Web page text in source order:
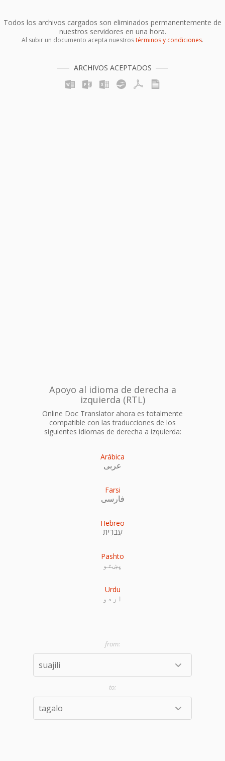
Todos los archivos cargados son eliminados permanentemente de
nuestros servidores en una hora.
Al subir un documento acepta nuestrostérminos y condiciones.
ARCHIVOS ACEPTADOS
Apoyo al idioma de derecha a
izquierda (RTL)
Online Doc Translator ahora es totalmente
compatible con las traducciones de los
siguientes idiomas de derecha a izquierda:
Arábica
عربى
Farsi
فارسی
Hebreo
עִברִית
Pashto
پښتو
Urdu
اردو